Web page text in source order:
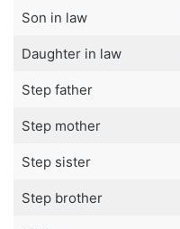
Son in law
Daughter in law
Step father
Step mother
Step sister
Step brother